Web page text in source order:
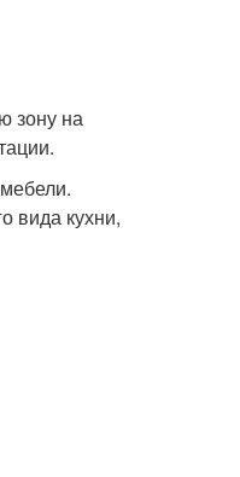
зону на
вида кухни,